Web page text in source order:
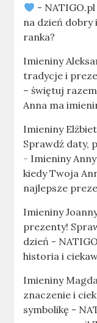
- NATIGO.pl
na dzień dobry
ranka?
Imieniny
tradycje i
– świętuj
Anna ma
Imieniny
Sprawdź daty,
- Imieniny
kiedy Twoja
najlepsze
Imieniny
prezenty!
dzień -
historia i
Imieniny
znaczenie i
symbolikę -